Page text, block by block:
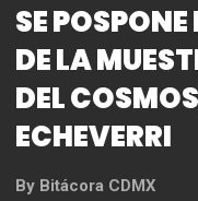
SE
DE LA
DEL
ECHEVERRI
By Bitácora CDMX